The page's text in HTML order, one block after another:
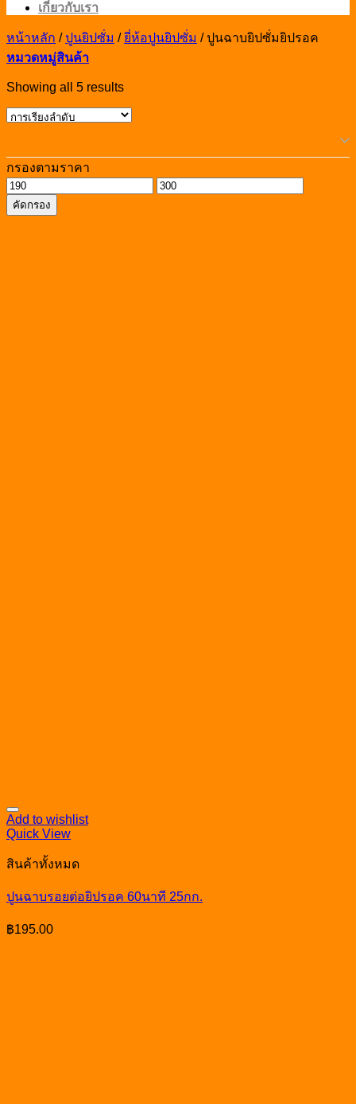
เกี่ยวกับเรา
หน้าหลัก / ปูนยิปซั่ม / ยี่ห้อปูนยิปซั่ม /ปูนฉาบยิปซั่มยิปรอค
หมวดหมู่สินค้า
Showing all 5 results
กรองตามราคา
ราคา
ต่ำ
ราคา
คัดกรอง
Add to wishlist
Quick View
สินค้าทั้งหมด
ปูนฉาบรอยต่อยิปรอค 60นาที 25กก.
฿195.00